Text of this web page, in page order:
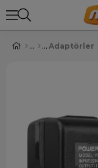
Adaptörler